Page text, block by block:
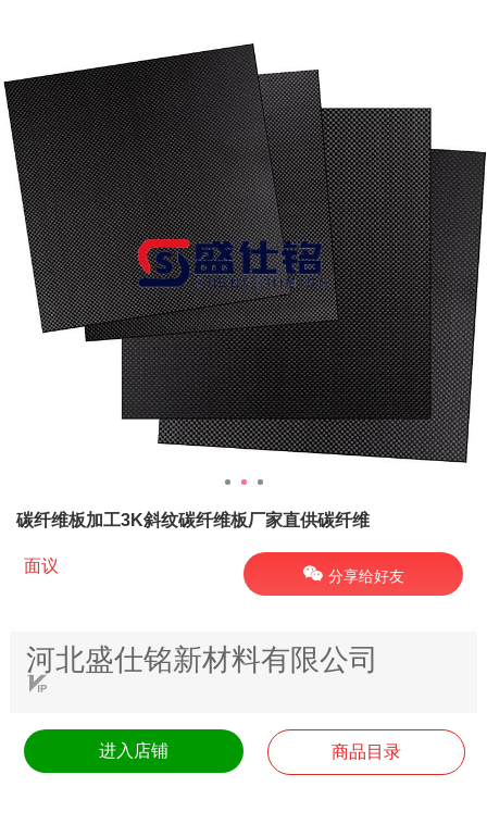
碳纤维板加工3K斜纹碳纤维板厂家直供碳纤维
面议
分享给好友
河北盛仕铭新材料有限公司
进入店铺 商品目录